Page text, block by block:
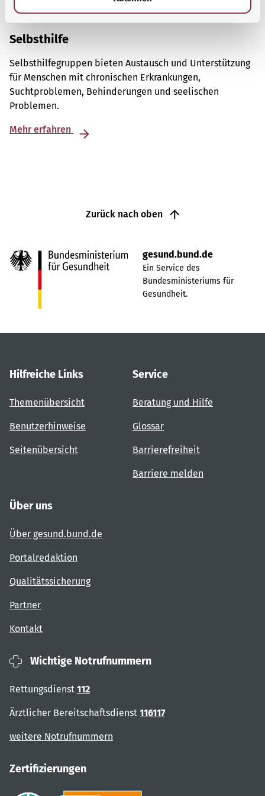
Selbsthilfe
Selbsthilfegruppen bieten Austausch und Unterstützung
für Menschen mit chronischen Erkrankungen,
Suchtproblemen, Behinderungen und seelischen
Problemen.
Mehr erfahren
Zurück nach oben
gesund.bund.de
Ein Service des
Bundesministeriums für
Gesundheit.
Hilfreiche Links
Themenübersicht
Benutzerhinweise
Seitenübersicht
Service
Beratung und Hilfe
Glossar
Barrierefreiheit
Barriere melden
Über uns
Über gesund.bund.de
Portalredaktion
Qualitätssicherung
Partner
Kontakt
Wichtige Notrufnummern
Rettungsdienst 112
Ärztlicher Bereitschaftsdienst 116117
weitere Notrufnummern
Zertifizierungen